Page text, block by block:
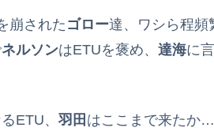
崩されたゴロー達、ワシら程頻
ネルソンはETUを褒め、 達海に
ETU、 羽田 はここまで来たか…